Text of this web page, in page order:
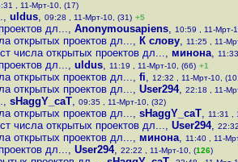
, 11-Мрт-10, (17)
, uldus, 09:28 , 11-Мрт-10, (31) +5
дл..., Anonymousapiens, 10:59 , 11-Мрт-
открытых проектов дл..., К слову, 11:25 , 11-
числа открытых проектов дл..., минона,
дл..., uldus, 11:19 , 11-Мрт-10, (66) +1
открытых проектов дл..., fi, 12:32 , 11-Мрт-10,
открытых проектов дл..., User294, 22:18 , 11-
, sHaggY_caT, 09:35 , 11-Мрт-10, (32)
открытых проектов дл..., sHaggY_caT, 11:31 ,
числа открытых проектов дл..., User294,
открытых проектов дл..., минона, 11:40 , 11-
дл..., User294, 22:22 , 11-Мрт-10, (126)